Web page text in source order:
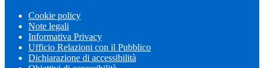
Cookie policy
Note legali
Informativa Privacy
Ufficio Relazioni con il Pubblico
Dichiarazione di accessibilità